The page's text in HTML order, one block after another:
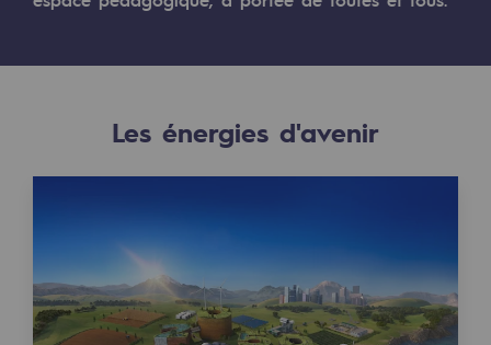
Où nous trouver
Les énergies d'avenir
Notre vision
Gaz renouvelables et procédés durables
Les énergies d'avenir